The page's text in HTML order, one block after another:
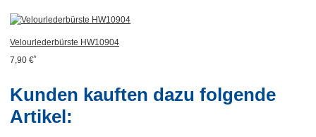
Velourlederbürste HW10904
7,90 €*
Kunden kauften dazu folgende
Artikel: